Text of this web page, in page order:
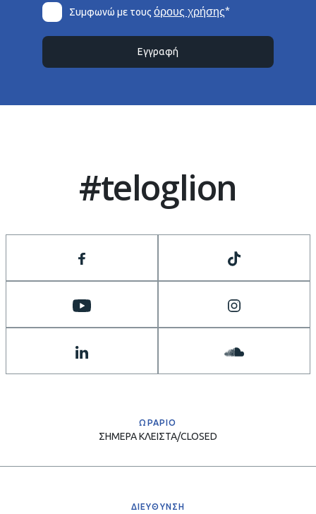
Συμφωνώ με τουςόρους χρήσης*
Εγγραφή
#teloglion
ΩΡΑΡΙΟ
ΣΗΜΕΡΑΚΛΕΙΣΤΑ/CLOSED
ΔΙΕΥΘΥΝΣΗ